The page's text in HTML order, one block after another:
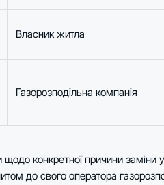
Власник житла
Газорозподільна компанія
конкретної причини заміни
до свого оператора